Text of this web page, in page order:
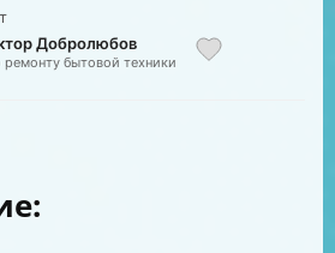
Добролюбов
бытовой техники